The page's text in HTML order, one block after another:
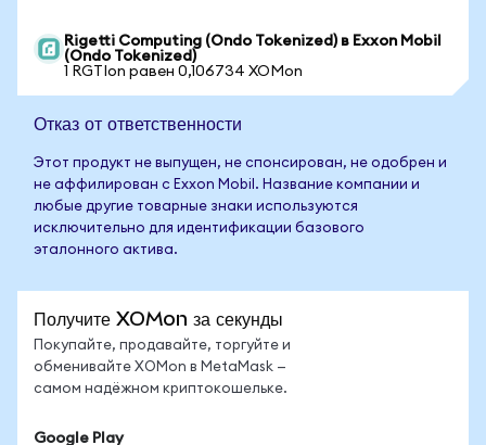
Rigetti Computing (Ondo Tokenized) в Exxon Mobil
(Ondo Tokenized)
1 RGTIon равен 0,106734 XOMon
Отказ от ответственности
Этот продукт не выпущен, не спонсирован, не одобрен и
не аффилирован с Exxon Mobil. Название компании и
любые другие товарные знаки используются
исключительно для идентификации базового
эталонного актива.
Получите XOMon за секунды
Покупайте, продавайте, торгуйте и
обменивайте XOMon в MetaMask —
самом надёжном криптокошельке.
Google Play